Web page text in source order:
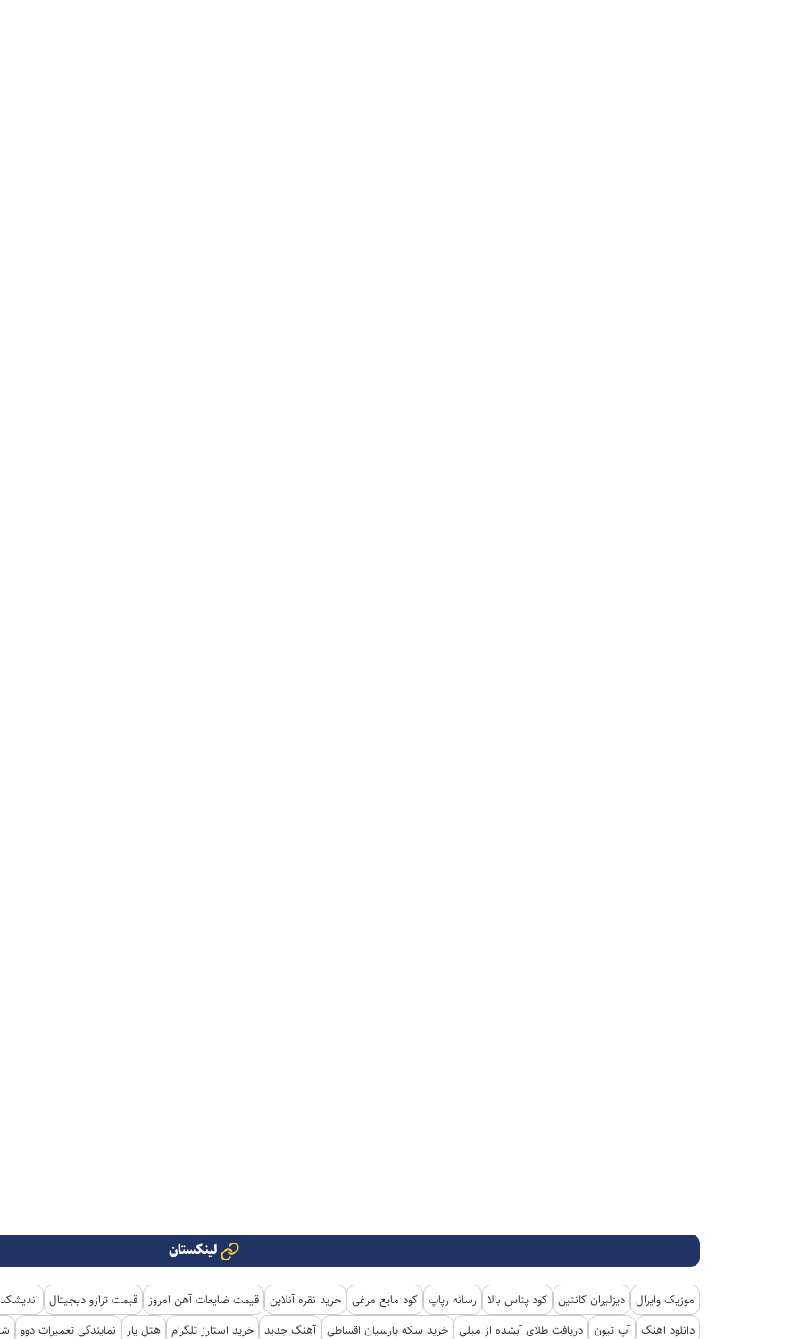
لینکستان
موزیک وایرال دیزلیران کانتین کود پتاس بالا رسانه رپاپ کود مایع مرغی خرید نقره آنلاین قیمت ضایعات آهن امروز قیمت ترازو دیجیتال
دانلود اهنگ آپ تیون دریافت طلای آبشده از میلی خرید سکه پارسیان اقساطی آهنگ جدید خرید استارز تلگرام هتل یار نمایندگی تعمیرات دوو